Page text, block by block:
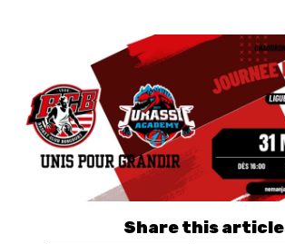
YOUTH
MINI BASKET
FORMATION
Share this article